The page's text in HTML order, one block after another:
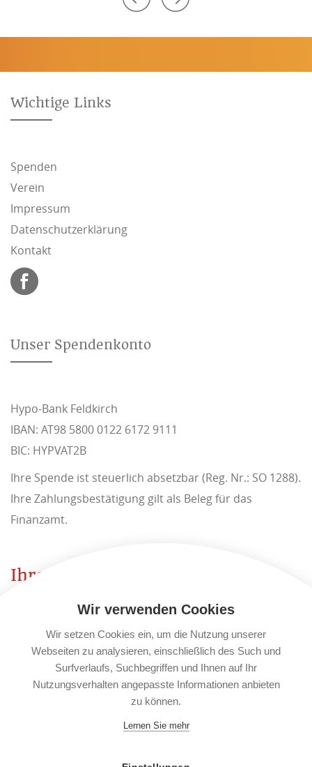
Wichtige Links
Spenden
Verein
Impressum
Datenschutzerklärung
Kontakt
Unser Spendenkonto
Hypo-Bank Feldkirch
IBAN: AT98 5800 0122 6172 9111
BIC: HYPVAT2B
Ihre Spende ist steuerlich absetzbar (Reg. Nr.: SO 1288).
Ihre Zahlungsbestätigung gilt als Beleg für das
Finanzamt.
Ihre Spende ist steuerlich
Wir verwenden Cookies
Wir setzen Cookies ein, um die Nutzung unserer
Webseiten zu analysieren, einschließlich des Such und
Surfverlaufs, Suchbegriffen und Ihnen auf Ihr
Nutzungsverhalten angepasste Informationen anbieten
zu können.
Lernen Sie mehr